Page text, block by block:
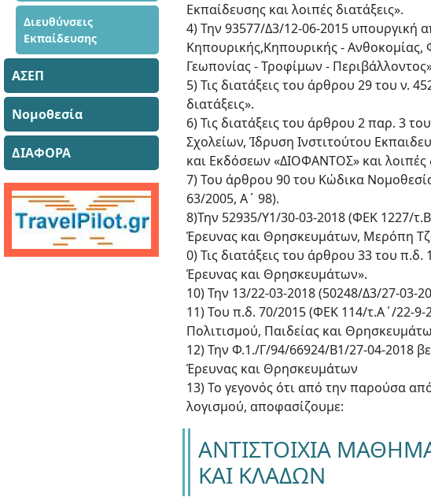
Διευθύνσεις
Εκπαίδευσης
ΑΣΕΠ
Νομοθεσία
ΔΙΑΦΟΡΑ
Εκπαίδευσης και λοιπές διατάξεις».
4) Την 93577/Δ3/12-06-2015
Κηπουρικής,Κηπουρικής - Ανθοκομίας,
Γεωπονίας - Τροφίμων -
5) Τις διατάξεις του άρθρου 29 του ν.
διατάξεις».
6) Τις διατάξεις του άρθρου 2 παρ. 3
Σχολείων, Ίδρυση Ινστιτούτου
και Εκδόσεων «ΔΙΟΦΑΝΤΟΣ» και λοιπές
7) Του άρθρου 90 του Κώδικα
63/2005, Α΄ 98).
8)Την 52935/Υ1/30-03-2018 (ΦΕΚ 1227/
Έρευνας και Θρησκευμάτων, Μερόπη
0) Τις διατάξεις του άρθρου 33 του
Έρευνας και Θρησκευμάτων».
10) Την 13/22-03-2018 (50248/Δ3/27-03-
11) Του π.δ. 70/2015 (ΦΕΚ 114/τ.Α΄/22-
Πολιτισμού, Παιδείας και
12) Την Φ.1./Γ/94/66924/Β1/27-04-2018
Έρευνας και Θρησκευμάτων
13) Το γεγονός ότι από την παρούσα
λογισμού, αποφασίζουμε:
ΑΝΤΙΣΤΟΙΧΙΑ
ΚΑΙ ΚΛΑΔΩΝ